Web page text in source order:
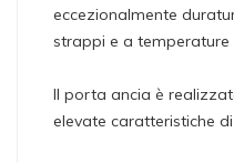
eccezionalmente
strappi e a temperature
Il porta ancia è
elevate caratteristiche